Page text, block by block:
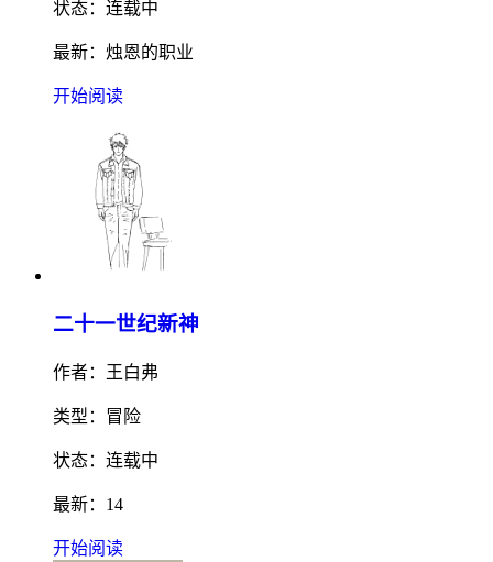
状态：连载中
最新：烛恩的职业
开始阅读
二十一世纪新神
作者：王白弗
类型：冒险
状态：连载中
最新：14
开始阅读